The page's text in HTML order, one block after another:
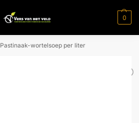
0
Pastinaak-wortelsoep per liter